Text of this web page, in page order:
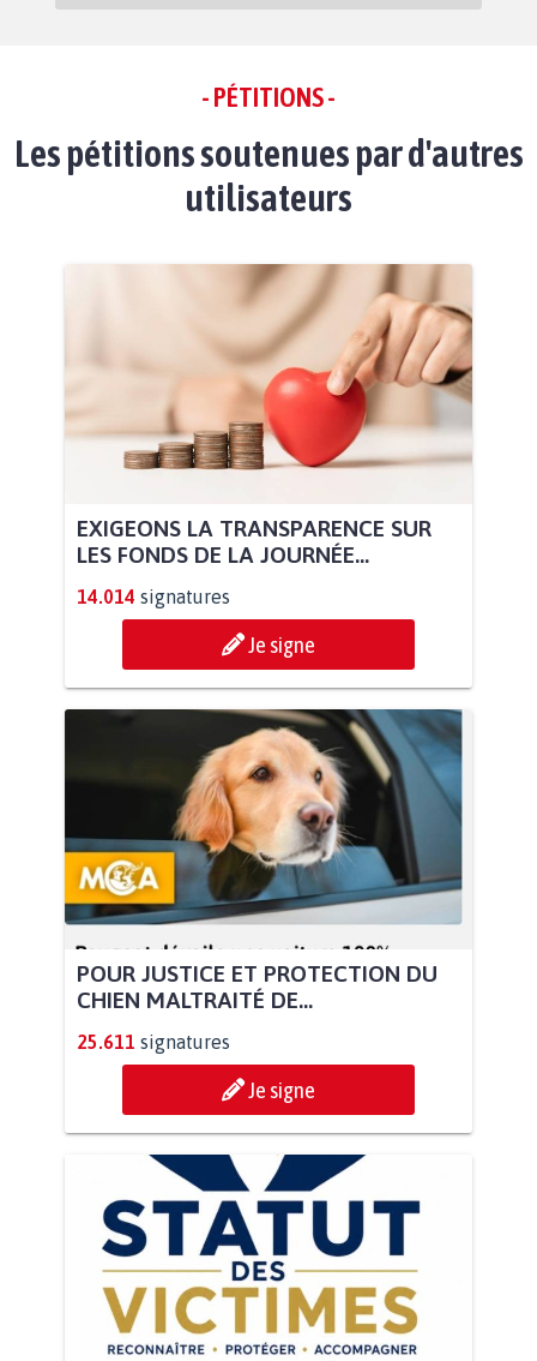
- PÉTITIONS -
Les pétitions soutenues par d'autres
utilisateurs
EXIGEONS LA TRANSPARENCE SUR
LES FONDS DE LA JOURNÉE...
14.014 signatures
Je signe
POUR JUSTICE ET PROTECTION DU
CHIEN MALTRAITÉ DE...
25.611 signatures
Je signe